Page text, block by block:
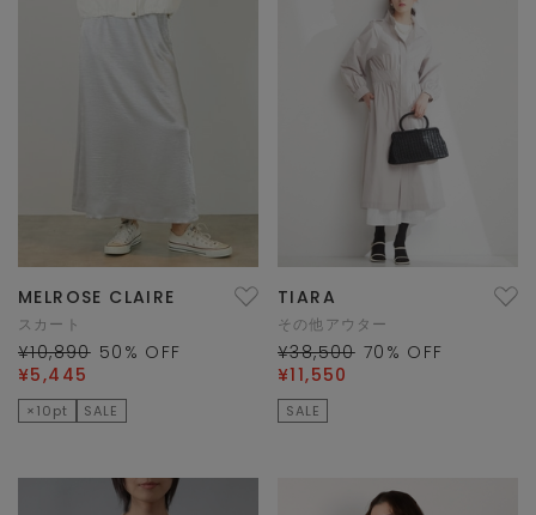
MELROSE CLAIRE
スカート
¥10,890 50 % OFF
¥5,445
×10pt SALE
TIARA
その他アウター
¥38,500 70 % OFF
¥11,550
SALE